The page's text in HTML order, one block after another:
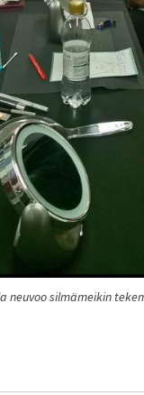
neuvoo silmämeikin